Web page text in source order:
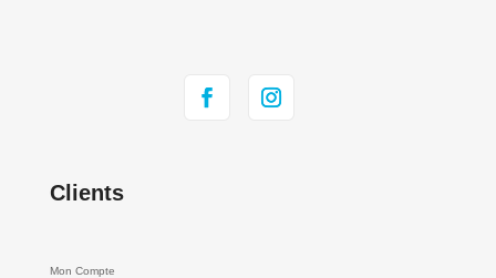
Clients
Mon Compte